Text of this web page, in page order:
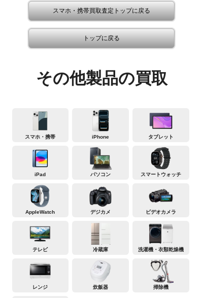
スマホ・携帯買取査定トップに戻る
トップに戻る
その他製品の買取
スマホ・携帯 iPhone タブレット
iPad パソコン スマートウォッチ
AppleWatch デジカメ ビデオカメラ
テレビ 冷蔵庫 洗濯機・衣類乾燥機
レンジ 炊飯器 掃除機